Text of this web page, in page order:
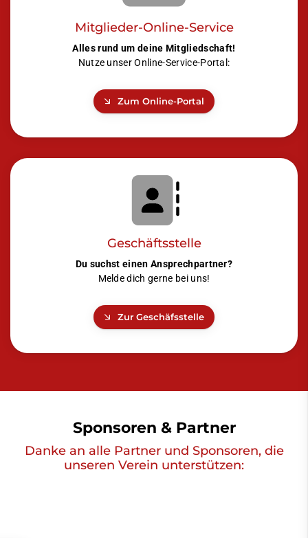
Mitglieder-Online-Service
Alles rund um deine Mitgliedschaft!
Nutze unser Online-Service-Portal:
Zum Online-Portal
Geschäftsstelle
Du suchst einen Ansprechpartner?
Melde dich gerne bei uns!
Zur Geschäfsstelle
Sponsoren & Partner
Danke an alle Partner und Sponsoren, die
unseren Verein unterstützen: